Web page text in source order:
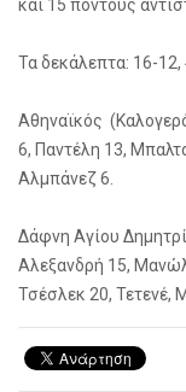
και 15 πόντους
Τα δεκάλεπτα: 16-
Αθηναϊκός
6, Παντέλη 13,
Αλμπάνεζ 6.
Δάφνη Αγίου
Αλεξανδρή 15,
Τσέσλεκ 20, Τετενέ,